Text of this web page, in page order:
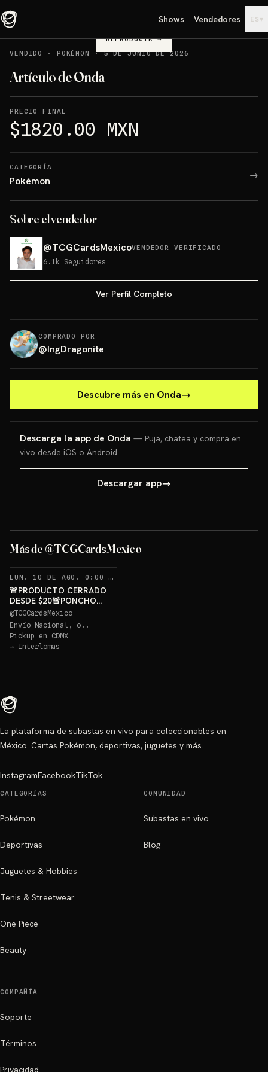
Shows Vendedores ES ▾
REPRODUCIR→
VENDIDO
· POKÉMON ·5 DE JUNIO DE 2026
Artículo de Onda
PRECIO FINAL
$1820.00 MXN
CATEGORÍA
Pokémon →
Sobre el vendedor
@TCGCardsMexicoVENDEDOR VERIFICADO
6.1k Seguidores
Ver Perfil Completo
COMPRADO POR
@IngDragonite
Descubre más en Onda→
Descarga la app de Onda — Puja, chatea y compra en
vivo desde iOS o Android.
Descargar app→
Más de @TCGCardsMexico
PONCHO PIKACHU PSA 10
Sorteo: PONCHO PIKACHU PSA 10 GRATIS→
LUN. 10 DE AGO. 0:00 AM
🚨PRODUCTO CERRADO
DESDE $20🚨PONCHO
PIKACHU PSA 10 GRATIS
@TCGCardsMexico
Envío Nacional, o..
Pickup en CDMX
→ Interlomas
La plataforma de subastas en vivo para coleccionables en
México. Cartas Pokémon, deportivas, juguetes y más.
InstagramFacebookTikTok
CATEGORÍAS
Pokémon
Deportivas
Juguetes & Hobbies
Tenis & Streetwear
One Piece
Beauty
COMUNIDAD
Subastas en vivo
Blog
COMPAÑÍA
Soporte
Términos
Privacidad